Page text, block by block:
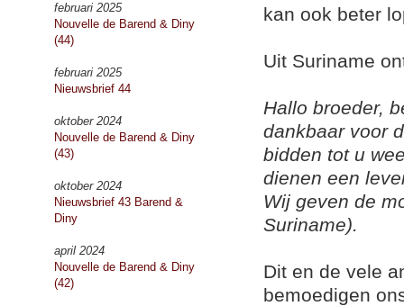
februari 2025
Nouvelle de Barend & Diny
(44)
februari 2025
Nieuwsbrief 44
oktober 2024
Nouvelle de Barend & Diny
(43)
oktober 2024
Nieuwsbrief 43 Barend &
Diny
april 2024
Nouvelle de Barend & Diny
(42)
kan ook beter
Uit Suriname
Hallo broeder,
dankbaar voor
bidden tot u
dienen een
Wij geven de
Suriname).
Dit en de vele
bemoedigen